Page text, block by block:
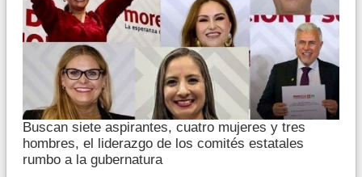
Buscan siete aspirantes, cuatro mujeres y tres
hombres, el liderazgo de los comités estatales
rumbo a la gubernatura